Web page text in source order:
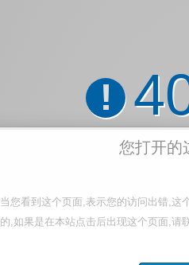
!
您打开的
当您看到这个页面,表示您的访问出错,这
的,如果是在本站点击后出现这个页面,请